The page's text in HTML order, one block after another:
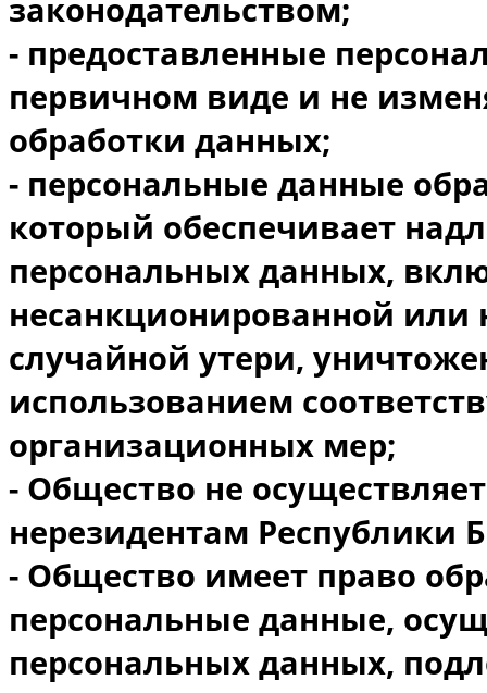
законодательством;
- предоставленные
первичном виде и не
обработки данных;
- персональные данные
который обеспечивает
персональных данных,
несанкционированной или
случайной утери,
использованием
организационных мер;
- Общество не
нерезидентам Республики
- Общество имеет право
персональные данные,
персональных данных,